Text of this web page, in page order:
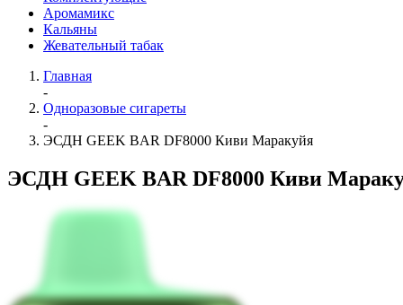
Аромамикс
Кальяны
Жевательный табак
Главная
-
Одноразовые сигареты
-
ЭСДН GEEK BAR DF8000 Киви Маракуйя
ЭСДН GEEK BAR DF8000 Киви